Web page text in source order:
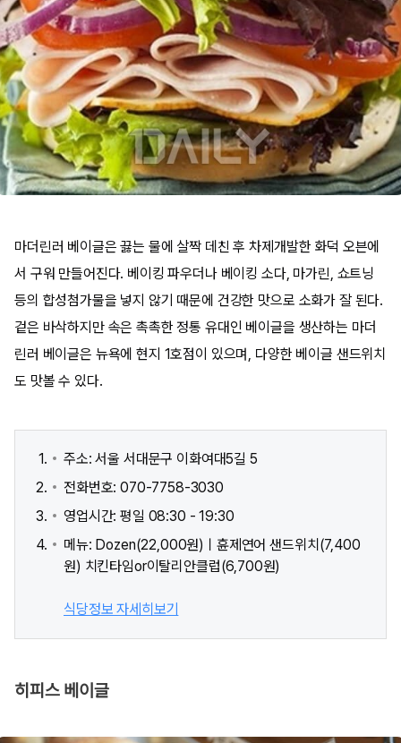
마더린러 베이글은 끓는 물에 살짝 데친 후 차제개발한 화덕 오븐에
서 구워 만들어진다. 베이킹 파우더나 베이킹 소다, 마가린, 쇼트닝
등의 합성첨가물을 넣지 않기 때문에 건강한 맛으로 소화가 잘 된다.
겉은 바삭하지만 속은 촉촉한 정통 유대인 베이글을 생산하는 마더
린러 베이글은 뉴욕에 현지 1호점이 있으며, 다양한 베이글 샌드위치
도 맛볼 수 있다.
주소: 서울 서대문구 이화여대5길 5
전화번호: 070-7758-3030
영업시간: 평일 08:30 - 19:30
메뉴: Dozen(22,000원)ㅣ휸제연어 샌드위치(7,400
원) 치킨타임or이탈리안클럽(6,700원)
식당정보 자세히보기
히피스 베이글